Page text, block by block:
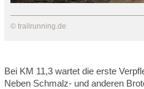
© trailrunning.de
Bei KM 11,3 wartet die erste
Neben Schmalz- und anderen